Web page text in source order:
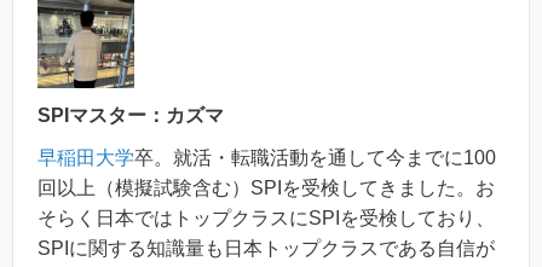
SPIマスター：カズマ
早稲田大学卒。就活・転職活動を通して今までに100
回以上（模擬試験含む）SPIを受検してきました。お
そらく日本ではトップクラスにSPIを受検しており、
SPIに関する知識量も日本トップクラスである自信が